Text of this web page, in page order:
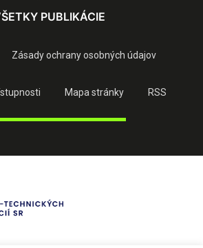
PUBLIKÁCIE
Zásady ochrany osobných údajov
Mapa stránky RSS